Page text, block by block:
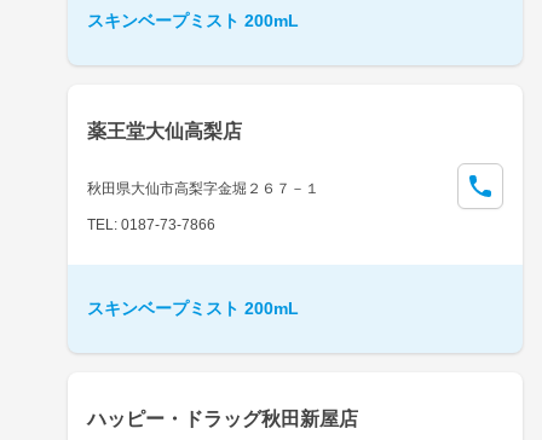
スキンベープミスト 200mL
薬王堂大仙高梨店
秋田県大仙市高梨字金堀２６７－１
TEL: 0187-73-7866
スキンベープミスト 200mL
ハッピー・ドラッグ秋田新屋店